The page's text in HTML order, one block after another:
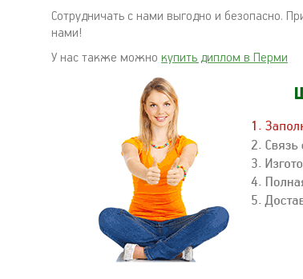
Сотрудничать с нами выгодно и безопасно.
нами!
У нас также можно купить диплом в Перми